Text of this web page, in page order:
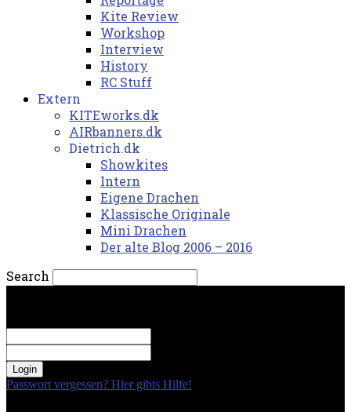
Kite Review
Workshop
Interview
History
RC Stuff
Extern
KITEworks.dk
AIRbanners.dk
Dietrich.dk
Showkites
Intern
Eigene Drachen
Klassische Originale
Mini Drachen
Der alte Blog 2006 – 2016
Search
Passwort vergessen? Hier gibts Hilfe!